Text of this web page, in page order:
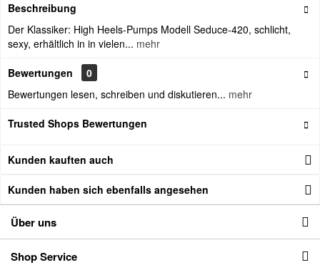
Beschreibung
Der Klassiker: High Heels-Pumps Modell Seduce-420, schlicht,
sexy, erhältlich in in vielen... mehr
Bewertungen
0
Bewertungen lesen, schreiben und diskutieren... mehr
Trusted Shops Bewertungen
Kunden kauften auch
Kunden haben sich ebenfalls angesehen
Über uns
Shop Service